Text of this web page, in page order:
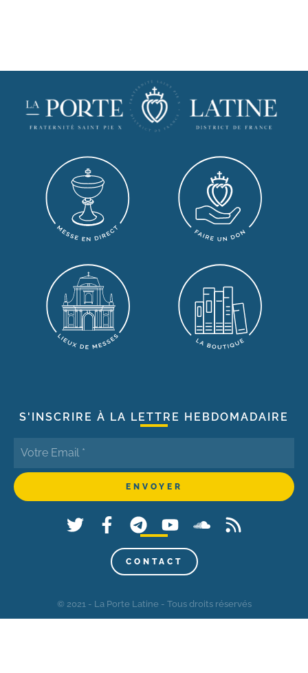
S'INSCRIRE À LA LETTRE HEBDOMADAIRE
CONTACT
© 2021 - La Porte Latine - Tous droits réservés